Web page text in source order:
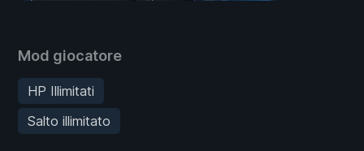
Mod giocatore
HP Illimitati
Salto illimitato